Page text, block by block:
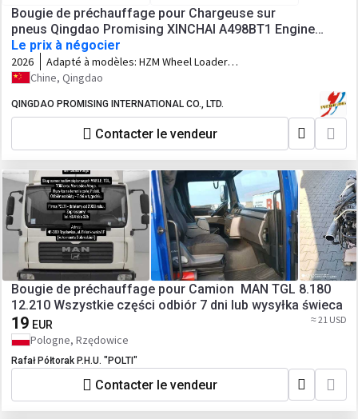
Bougie de préchauffage pour Chargeuse sur
pneus Qingdao Promising XINCHAI A498BT1 Engine
Genuine Heater Plug 24V
Le prix à négocier
2026 Adapté à modèles: HZM Wheel Loader,
WOLF Wheel Loader, EVERUN Wheel
Wheel Loader, SOCMA Wheel Loader,
CASER Wheel Loader, TRANER Wheel
Loader, KINGWAY Wheel Loader, FLAND
Wheel Loader, BLANCHE Wheel Loader,
MACHPRO Skid Steer Loader, ALT Wheel
Loader
Chine, Qingdao
QINGDAO PROMISING INTERNATIONAL CO., LTD.
Contacter le vendeur
Bougie de préchauffage pour Camion MAN TGL 8.180
12.210 Wszystkie części odbiór 7 dni lub wysyłka świeca
19 EUR ≈ 21 USD
Pologne, Rzędowice
Rafał Półtorak P.H.U. "POLTI"
Contacter le vendeur